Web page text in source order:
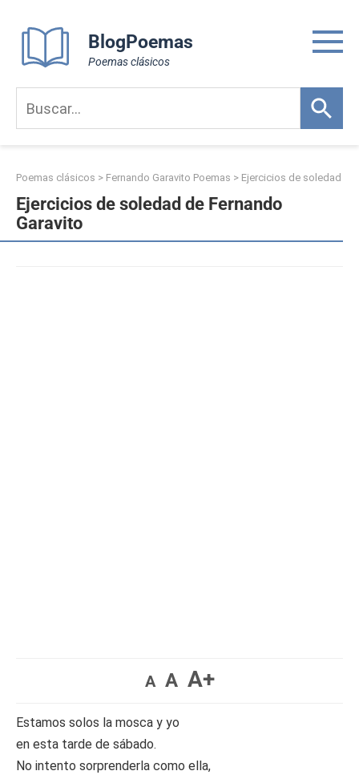
content
BlogPoemas
Poemas clásicos
Poemas clásicos > Fernando Garavito Poemas > Ejercicios de soledad
Ejercicios de soledad de Fernando
Garavito
A A A+
Estamos solos la mosca y yo
en esta tarde de sábado.
No intento sorprenderla como ella,